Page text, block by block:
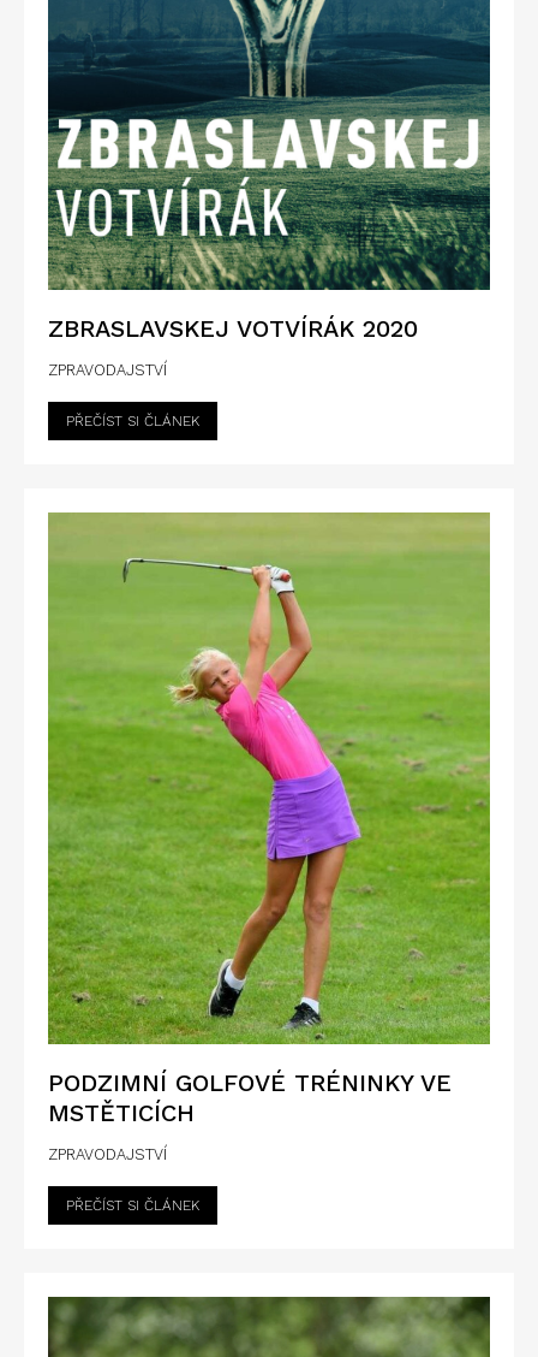
ZBRASLAVSKEJ VOTVÍRÁK 2020
ZPRAVODAJSTVÍ
PŘEČÍST SI ČLÁNEK
PODZIMNÍ GOLFOVÉ TRÉNINKY VE
MSTĚTICÍCH
ZPRAVODAJSTVÍ
PŘEČÍST SI ČLÁNEK